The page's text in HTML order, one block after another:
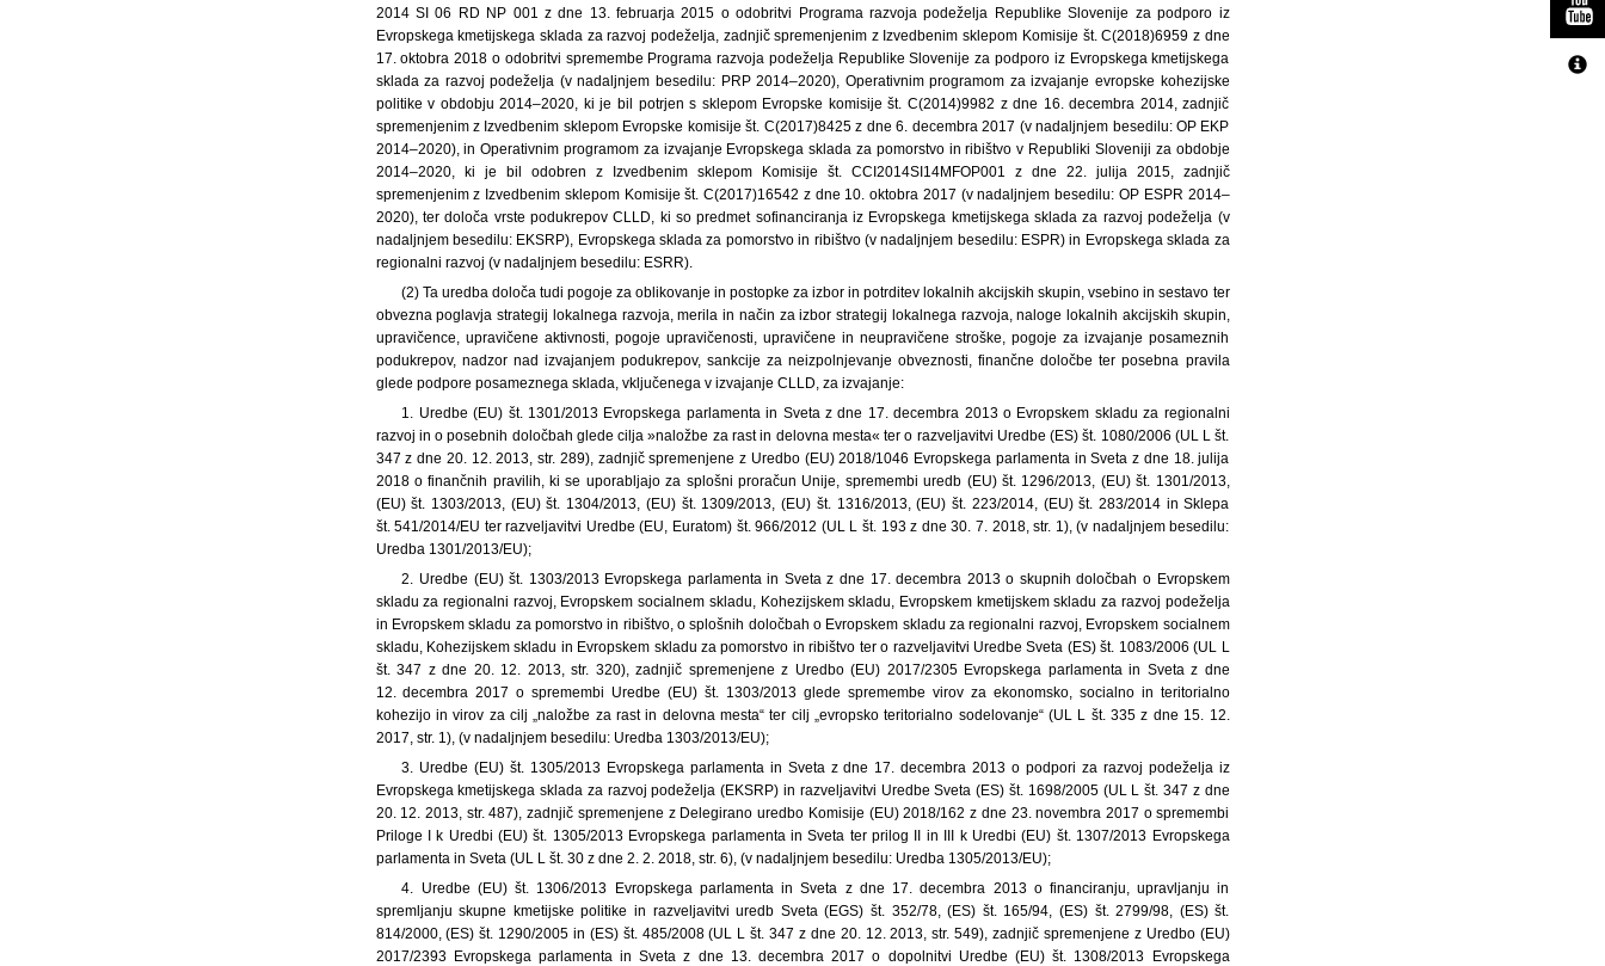
2014 SI 06 RD NP 001 z dne 13. februarja 2015 o odobritvi Programa razvoja podeželja Republike Slovenije za podporo iz
Evropskega kmetijskega sklada za razvoj podeželja, zadnjič spremenjenim z Izvedbenim sklepom Komisije št. C(2018)6959 z dne
17. oktobra 2018 o odobritvi spremembe Programa razvoja podeželja Republike Slovenije za podporo iz Evropskega kmetijskega
sklada za razvoj podeželja (v nadaljnjem besedilu: PRP 2014–2020), Operativnim programom za izvajanje evropske kohezijske
politike v obdobju 2014–2020, ki je bil potrjen s sklepom Evropske komisije št. C(2014)9982 z dne 16. decembra 2014, zadnjič
spremenjenim z Izvedbenim sklepom Evropske komisije št. C(2017)8425 z dne 6. decembra 2017 (v nadaljnjem besedilu: OP EKP
2014–2020), in Operativnim programom za izvajanje Evropskega sklada za pomorstvo in ribištvo v Republiki Sloveniji za obdobje
2014–2020, ki je bil odobren z Izvedbenim sklepom Komisije št. CCI2014SI14MFOP001 z dne 22. julija 2015, zadnjič
spremenjenim z Izvedbenim sklepom Komisije št. C(2017)16542 z dne 10. oktobra 2017 (v nadaljnjem besedilu: OP ESPR 2014–
2020), ter določa vrste podukrepov CLLD, ki so predmet sofinanciranja iz Evropskega kmetijskega sklada za razvoj podeželja (v
nadaljnjem besedilu: EKSRP), Evropskega sklada za pomorstvo in ribištvo (v nadaljnjem besedilu: ESPR) in Evropskega sklada za
regionalni razvoj (v nadaljnjem besedilu: ESRR).
(2) Ta uredba določa tudi pogoje za oblikovanje in postopke za izbor in potrditev lokalnih akcijskih skupin, vsebino in sestavo ter
obvezna poglavja strategij lokalnega razvoja, merila in način za izbor strategij lokalnega razvoja, naloge lokalnih akcijskih skupin,
upravičence, upravičene aktivnosti, pogoje upravičenosti, upravičene in neupravičene stroške, pogoje za izvajanje posameznih
podukrepov, nadzor nad izvajanjem podukrepov, sankcije za neizpolnjevanje obveznosti, finančne določbe ter posebna pravila
glede podpore posameznega sklada, vključenega v izvajanje CLLD, za izvajanje:
1. Uredbe (EU) št. 1301/2013 Evropskega parlamenta in Sveta z dne 17. decembra 2013 o Evropskem skladu za regionalni
razvoj in o posebnih določbah glede cilja »naložbe za rast in delovna mesta« ter o razveljavitvi Uredbe (ES) št. 1080/2006 (UL L št.
347 z dne 20. 12. 2013, str. 289), zadnjič spremenjene z Uredbo (EU) 2018/1046 Evropskega parlamenta in Sveta z dne 18. julija
2018 o finančnih pravilih, ki se uporabljajo za splošni proračun Unije, spremembi uredb (EU) št. 1296/2013, (EU) št. 1301/2013,
(EU) št. 1303/2013, (EU) št. 1304/2013, (EU) št. 1309/2013, (EU) št. 1316/2013, (EU) št. 223/2014, (EU) št. 283/2014 in Sklepa
št. 541/2014/EU ter razveljavitvi Uredbe (EU, Euratom) št. 966/2012 (UL L št. 193 z dne 30. 7. 2018, str. 1), (v nadaljnjem besedilu:
Uredba 1301/2013/EU);
2. Uredbe (EU) št. 1303/2013 Evropskega parlamenta in Sveta z dne 17. decembra 2013 o skupnih določbah o Evropskem
skladu za regionalni razvoj, Evropskem socialnem skladu, Kohezijskem skladu, Evropskem kmetijskem skladu za razvoj podeželja
in Evropskem skladu za pomorstvo in ribištvo, o splošnih določbah o Evropskem skladu za regionalni razvoj, Evropskem socialnem
skladu, Kohezijskem skladu in Evropskem skladu za pomorstvo in ribištvo ter o razveljavitvi Uredbe Sveta (ES) št. 1083/2006 (UL L
št. 347 z dne 20. 12. 2013, str. 320), zadnjič spremenjene z Uredbo (EU) 2017/2305 Evropskega parlamenta in Sveta z dne
12. decembra 2017 o spremembi Uredbe (EU) št. 1303/2013 glede spremembe virov za ekonomsko, socialno in teritorialno
kohezijo in virov za cilj „naložbe za rast in delovna mesta“ ter cilj „evropsko teritorialno sodelovanje“ (UL L št. 335 z dne 15. 12.
2017, str. 1), (v nadaljnjem besedilu: Uredba 1303/2013/EU);
3. Uredbe (EU) št. 1305/2013 Evropskega parlamenta in Sveta z dne 17. decembra 2013 o podpori za razvoj podeželja iz
Evropskega kmetijskega sklada za razvoj podeželja (EKSRP) in razveljavitvi Uredbe Sveta (ES) št. 1698/2005 (UL L št. 347 z dne
20. 12. 2013, str. 487), zadnjič spremenjene z Delegirano uredbo Komisije (EU) 2018/162 z dne 23. novembra 2017 o spremembi
Priloge I k Uredbi (EU) št. 1305/2013 Evropskega parlamenta in Sveta ter prilog II in III k Uredbi (EU) št. 1307/2013 Evropskega
parlamenta in Sveta (UL L št. 30 z dne 2. 2. 2018, str. 6), (v nadaljnjem besedilu: Uredba 1305/2013/EU);
4. Uredbe (EU) št. 1306/2013 Evropskega parlamenta in Sveta z dne 17. decembra 2013 o financiranju, upravljanju in
spremljanju skupne kmetijske politike in razveljavitvi uredb Sveta (EGS) št. 352/78, (ES) št. 165/94, (ES) št. 2799/98, (ES) št.
814/2000, (ES) št. 1290/2005 in (ES) št. 485/2008 (UL L št. 347 z dne 20. 12. 2013, str. 549), zadnjič spremenjene z Uredbo (EU)
2017/2393 Evropskega parlamenta in Sveta z dne 13. decembra 2017 o dopolnitvi Uredbe (EU) št. 1308/2013 Evropskega